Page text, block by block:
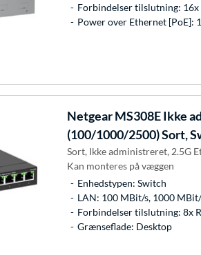
Forbindelser tilslutning: 16x
Power over Ethernet [PoE]:
NetgearMS308E Ikke
(100/1000/2500) Sort,
Sort, Ikke administreret, 2.5G
Kan monteres på væggen
Enhedstypen: Switch
LAN: 100 MBit/s, 1000
Forbindelser tilslutning: 8x
Grænseflade: Desktop